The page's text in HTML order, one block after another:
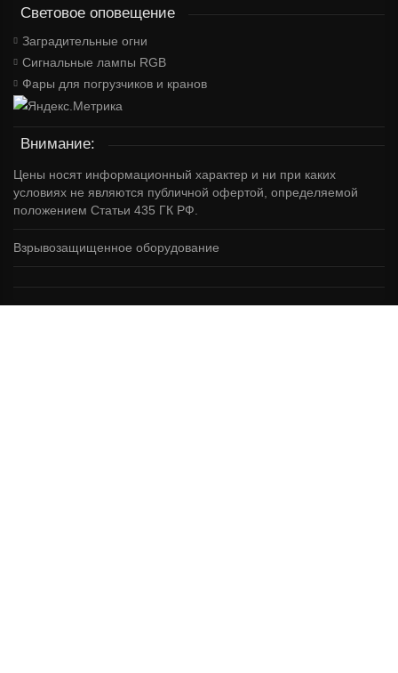
Световое оповещение
Заградительные огни
Сигнальные лампы RGB
Фары для погрузчиков и кранов
Внимание:
Цены носят информационный характер и ни при каких
условиях не являются публичной офертой, определяемой
положением Статьи 435 ГК РФ.
Взрывозащищенное оборудование